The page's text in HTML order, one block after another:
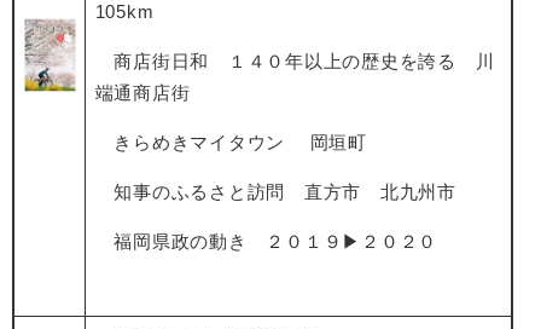
105km
商店街日和
１４０年以上の歴史を誇る 川
端通商店街
きらめきマイタウン 岡垣町
知事のふるさと訪問 直方市 北九州市
福岡県政の動き ２０１９ ▶ ２０２０